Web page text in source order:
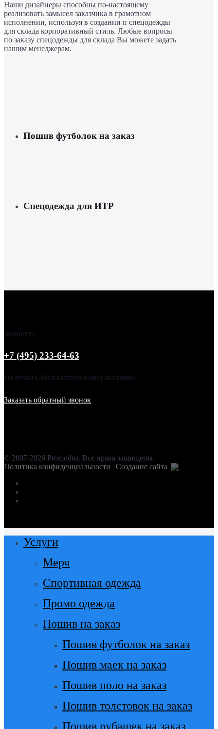
Наши дизайнеры способны по-настоящему
реализовать замысел заказчика в грамотном
исполнении, используя в создании п спецодежды
для склада корпоративный стиль. Любые вопросы
по заказу спецодежды для склада Вы можете задать
нашим менеджерам.
Пошив футболок на заказ
Спецодежда для ИТР
Звоните:
+7 (495) 233-64-63
Получить бесплатную консультацию:
Заказать обратный звонок
© 2007-2026 Promodus. Все права защищены.
Политика конфиденциальности | Создание сайта
Услуги
Мерч
Спортивная одежда
Промо одежда
Пошив на заказ
Пошив футболок на заказ
Пошив маек на заказ
Пошив поло на заказ
Пошив толстовок на заказ
Пошив рубашек на заказ